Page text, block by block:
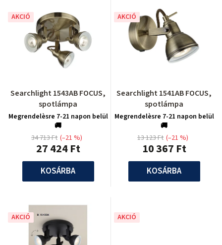
AKCIÓ
Searchlight 1543AB FOCUS,
spotlámpa
Megrendelèsre 7-21 napon belül
🚚
27 424 Ft
34 713 Ft (–21 %)
KOSÁRBA
AKCIÓ
Searchlight 1541AB FOCUS,
spotlámpa
Megrendelèsre 7-21 napon belül
🚚
10 367 Ft
13 123 Ft (–21 %)
KOSÁRBA
AKCIÓ AKCIÓ